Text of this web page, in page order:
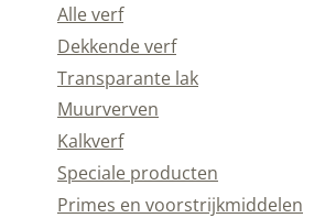
Alle verf
Dekkende verf
Transparante lak
Muurverven
Kalkverf
Speciale producten
Primes en voorstrijkmiddelen